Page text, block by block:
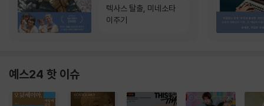
텍사스 탈출, 미네소타
이주기
예스24 핫 이슈